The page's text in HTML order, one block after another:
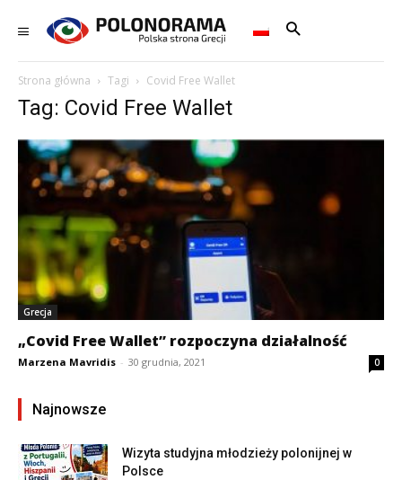
Strona główna Tagi Covid Free Wallet
Tag: Covid Free Wallet
Grecja
„Covid Free Wallet” rozpoczyna działalność
Marzena Mavridis - 30 grudnia, 2021 0
Najnowsze
Wizyta studyjna młodzieży polonijnej w
Polsce